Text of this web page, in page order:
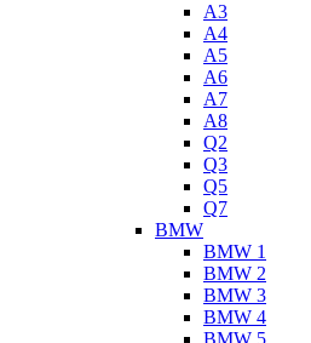
A3
A4
A5
A6
A7
A8
Q2
Q3
Q5
Q7
BMW
BMW 1
BMW 2
BMW 3
BMW 4
BMW 5